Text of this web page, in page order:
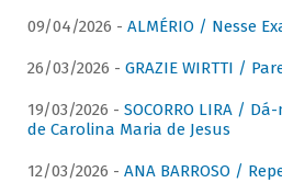
09/04/2026 - ALMÉRIO / Nesse
26/03/2026 - GRAZIE WIRTTI /
19/03/2026 - SOCORRO LIRA /
de Carolina Maria de Jesus
12/03/2026 - ANA BARROSO /